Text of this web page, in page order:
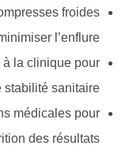
froides
l’enflure.
à la clinique pour
stabilité sanitaire.
médicales pour
des résultats.